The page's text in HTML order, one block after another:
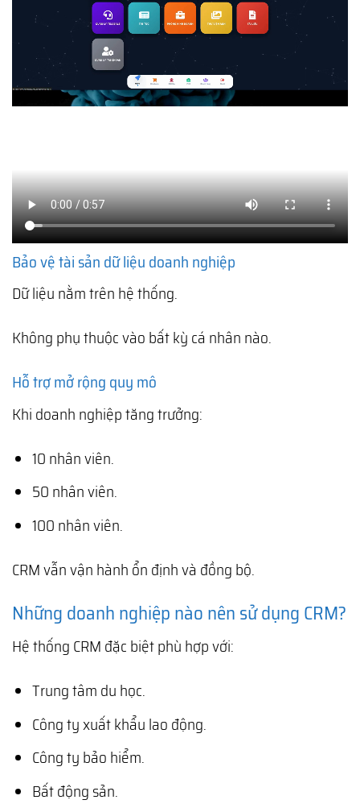
Bảo vệ tài sản dữ liệu doanh nghiệp
Dữ liệu nằm trên hệ thống.
Không phụ thuộc vào bất kỳ cá nhân nào.
Hỗ trợ mở rộng quy mô
Khi doanh nghiệp tăng trưởng:
10 nhân viên.
50 nhân viên.
100 nhân viên.
CRM vẫn vận hành ổn định và đồng bộ.
Những doanh nghiệp nào nên sử dụng CRM?
Hệ thống CRM đặc biệt phù hợp với:
Trung tâm du học.
Công ty xuất khẩu lao động.
Công ty bảo hiểm.
Bất động sản.